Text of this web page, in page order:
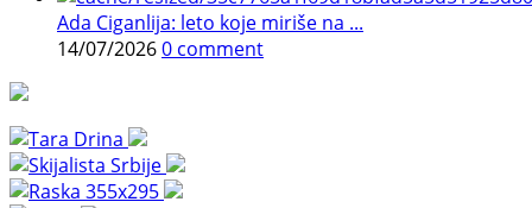
Ada Ciganlija: leto koje miriše na ...
14/07/20260 comment